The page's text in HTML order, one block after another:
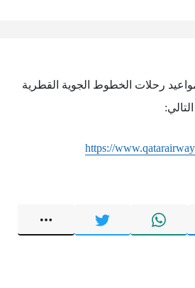
رحلات الخطوط الجوية القطرية
https://